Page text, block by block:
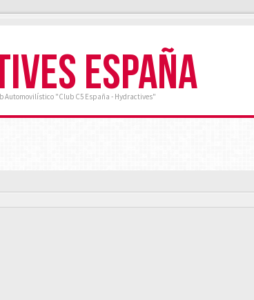
ESPAÑA
Automovilístico "Club C5 España - Hydractives"